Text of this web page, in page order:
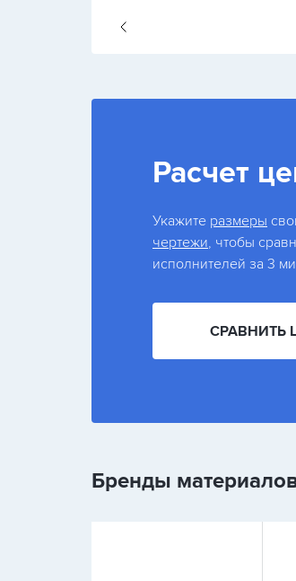
Расчет
Укажите размеры
чертежи, чтобы
исполнителей за 3
СРАВНИТЬ
Бренды